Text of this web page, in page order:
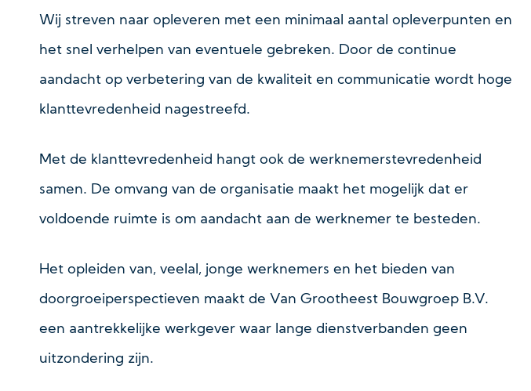
Wij streven naar opleveren met een minimaal aantal opleverpunten en
het snel verhelpen van eventuele gebreken. Door de continue
aandacht op verbetering van de kwaliteit en communicatie wordt hoge
klanttevredenheid nagestreefd.
Met de klanttevredenheid hangt ook de werknemerstevredenheid
samen. De omvang van de organisatie maakt het mogelijk dat er
voldoende ruimte is om aandacht aan de werknemer te besteden.
Het opleiden van, veelal, jonge werknemers en het bieden van
doorgroeiperspectieven maakt de Van Grootheest Bouwgroep B.V.
een aantrekkelijke werkgever waar lange dienstverbanden geen
uitzondering zijn.